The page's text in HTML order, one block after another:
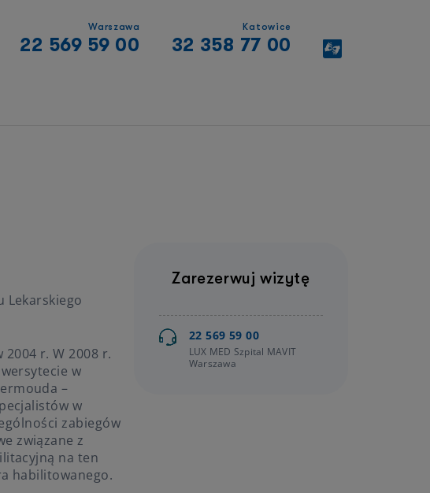
Warszawa
22 569 59 00
Katowice
32 358 77 00
Lekarskiego
r. W 2008 r.
w
–
w
zabiegów
związane z
na ten
habilitowanego.
Zarezerwuj wizytę
22 569 59 00
LUX MED Szpital MAVIT
Warszawa